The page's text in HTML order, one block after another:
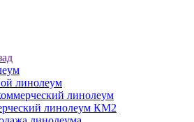
линолеум
линолеум
линолеум КМ2